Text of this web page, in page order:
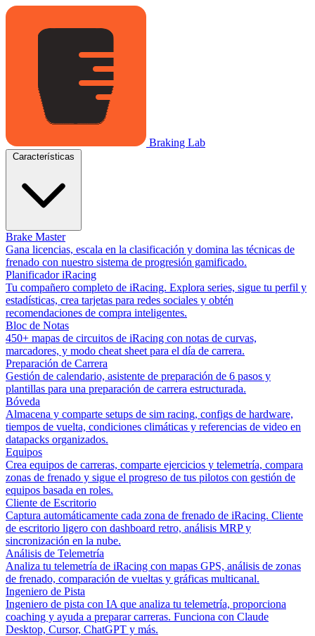
Braking Lab
Brake Master
Gana licencias, escala en la clasificación y domina las técnicas de
frenado con nuestro sistema de progresión gamificado.
Planificador iRacing
Tu compañero completo de iRacing. Explora series, sigue tu perfil y
estadísticas, crea tarjetas para redes sociales y obtén
recomendaciones de compra inteligentes.
Bloc de Notas
450+ mapas de circuitos de iRacing con notas de curvas,
marcadores, y modo cheat sheet para el día de carrera.
Preparación de Carrera
Gestión de calendario, asistente de preparación de 6 pasos y
plantillas para una preparación de carrera estructurada.
Bóveda
Almacena y comparte setups de sim racing, configs de hardware,
tiempos de vuelta, condiciones climáticas y referencias de video en
datapacks organizados.
Equipos
Crea equipos de carreras, comparte ejercicios y telemetría, compara
zonas de frenado y sigue el progreso de tus pilotos con gestión de
equipos basada en roles.
Cliente de Escritorio
Captura automáticamente cada zona de frenado de iRacing. Cliente
de escritorio ligero con dashboard retro, análisis MRP y
sincronización en la nube.
Análisis de Telemetría
Analiza tu telemetría de iRacing con mapas GPS, análisis de zonas
de frenado, comparación de vueltas y gráficas multicanal.
Ingeniero de Pista
Ingeniero de pista con IA que analiza tu telemetría, proporciona
coaching y ayuda a preparar carreras. Funciona con Claude
Desktop, Cursor, ChatGPT y más.